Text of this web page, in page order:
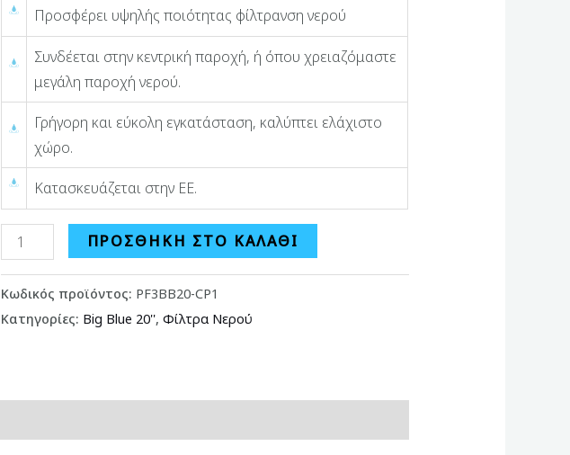
Προσφέρει υψηλής ποιότητας φίλτρανση νερού
Συνδέεται στην κεντρική παροχή, ή όπου χρειαζόμαστε
μεγάλη παροχή νερού.
Γρήγορη και εύκολη εγκατάσταση, καλύπτει ελάχιστο
χώρο.
Κατασκευάζεται στην ΕΕ.
ΠΡΟΣΘΉΚΗ ΣΤΟ ΚΑΛΆΘΙ
Κωδικός προϊόντος: PF3ΒΒ20-CP1
Κατηγορίες: Big Blue 20'',Φίλτρα Νερού